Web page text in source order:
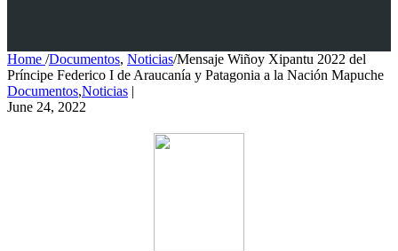
Home /Documentos, Noticias/Mensaje Wiñoy Xipantu 2022 del
Príncipe Federico I de Araucanía y Patagonia a la Nación Mapuche
Documentos,Noticias |
June 24, 2022